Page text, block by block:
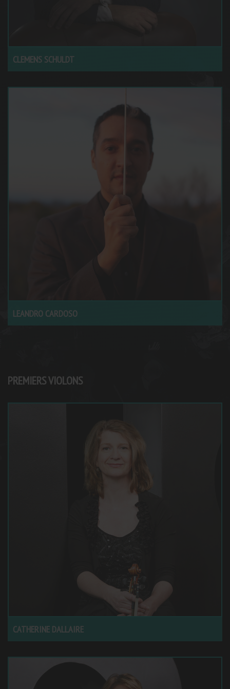
CLEMENS SCHULDT
LEANDRO CARDOSO
PREMIERS VIOLONS
CATHERINE DALLAIRE